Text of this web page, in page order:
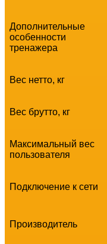
Дополнительные
особенности
тренажера
Вес нетто, кг
Вес брутто, кг
Максимальный вес
пользователя
Подключение к сети
Производитель